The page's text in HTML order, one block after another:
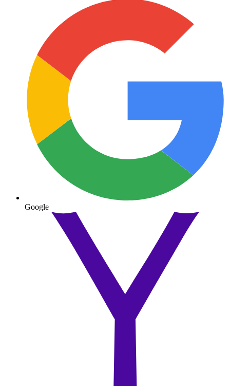
Google